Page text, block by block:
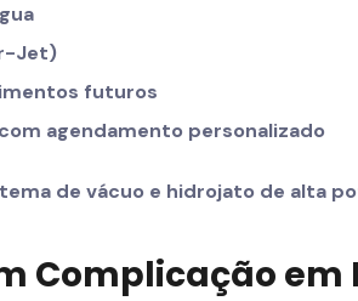
Jet)
futuros
agendamento personalizado
de vácuo e hidrojato de alta
Complicação em